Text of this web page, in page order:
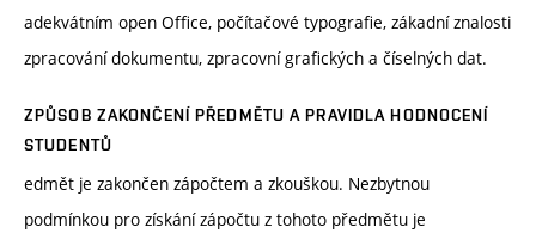
adekvátním open Office, počítačové typografie, zákadní znalosti
zpracování dokumentu, zpracovní grafických a číselných dat.
ZPŮSOB ZAKONČENÍ PŘEDMĚTU A PRAVIDLA HODNOCENÍ
STUDENTŮ
edmět je zakončen zápočtem a zkouškou. Nezbytnou
podmínkou pro získání zápočtu z tohoto předmětu je